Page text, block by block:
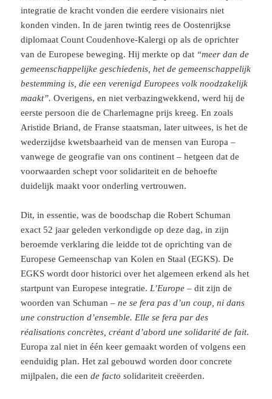
integratie de kracht vonden die eerdere visionairs niet
konden vinden. In de jaren twintig rees de Oostenrijkse
diplomaat Count Coudenhove-Kalergi op als de oprichter
van de Europese beweging. Hij merkte op dat “meer dan de
gemeenschappelijke geschiedenis, het de gemeenschappelijk
bestemming is, die een verenigd Europees volk noodzakelijk
maakt”.Overigens, en niet verbazingwekkend, werd hij de
eerste persoon die de Charlemagne prijs kreeg. En zoals
Aristide Briand, de Franse staatsman, later uitwees, is het de
wederzijdse kwetsbaarheid van de mensen van Europa –
vanwege de geografie van ons continent – hetgeen dat de
voorwaarden schept voor solidariteit en de behoefte
duidelijk maakt voor onderling vertrouwen.
Dit, in essentie, was de boodschap die Robert Schuman
exact 52 jaar geleden verkondigde op deze dag, in zijn
beroemde verklaring die leidde tot de oprichting van de
Europese Gemeenschap van Kolen en Staal (EGKS). De
EGKS wordt door historici over het algemeen erkend als het
startpunt van Europese integratie. L’Europe – dit zijn de
woorden van Schuman –ne se fera pas d’un coup, ni dans
une construction d’ensemble. Elle se fera par des
réalisations concrètes, créant d’abord une solidarité de fait.
Europa zal niet in één keer gemaakt worden of volgens een
eenduidig plan. Het zal gebouwd worden door concrete
mijlpalen, die eende factosolidariteit creëerden.